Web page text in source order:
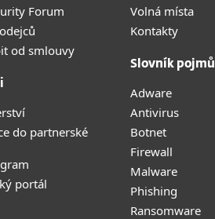
Forum
od smlouvy
do partnerské
portál
Volná místa
Kontakty
Slovník pojmů
Adware
Antivirus
Botnet
Firewall
Malware
Phishing
Ransomware